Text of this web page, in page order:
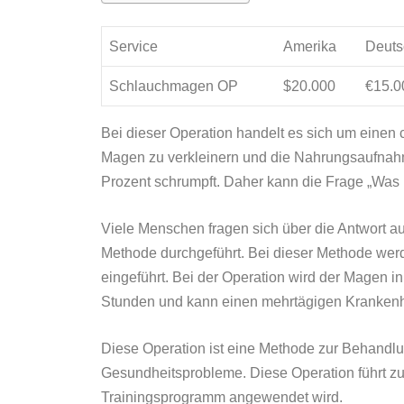
Service Amerika
Schlauchmagen OP $20.000
Bei dieser Operation handelt es sich um
Magen zu verkleinern und die
Prozent schrumpft. Daher kann die Frage
Viele Menschen fragen sich über die Antwort
Methode durchgeführt. Bei dieser Methode
eingeführt. Bei der Operation wird der Magen
Stunden und kann einen mehrtägigen
Diese Operation ist eine Methode zur
Gesundheitsprobleme. Diese Operation führt
Trainingsprogramm angewendet wird.